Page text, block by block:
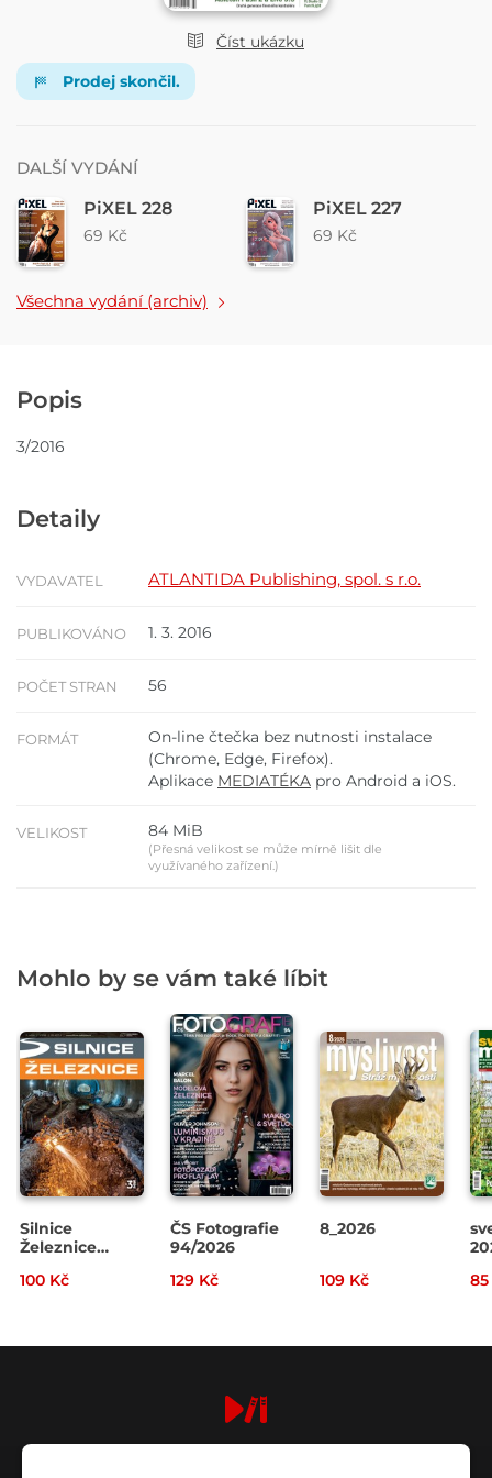
Číst ukázku
Prodej skončil.
DALŠÍ VYDÁNÍ
PiXEL 228
69 Kč
PiXEL 227
69 Kč
Všechna vydání (archiv)
Popis
3/2016
Detaily
VYDAVATEL ATLANTIDA Publishing, spol. s r.o.
PUBLIKOVÁNO 1. 3. 2016
POČET STRAN 56
FORMÁT
On-line čtečka bez nutnosti instalace
(Chrome, Edge, Firefox).
Aplikace MEDIATÉKA pro Android a iOS.
VELIKOST 84 MiB
(Přesná velikost se může mírně lišit dle
využívaného zařízení.)
Mohlo by se vám také líbit
Silnice
Železnice
100 Kč
ČS Fotografie
94/2026
129 Kč
8_2026
109 Kč
85